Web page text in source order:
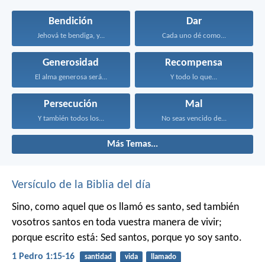
Bendición
Jehová te bendiga, y...
Dar
Cada uno dé como...
Generosidad
El alma generosa será...
Recompensa
Y todo lo que...
Persecución
Y también todos los...
Mal
No seas vencido de...
Más Temas...
Versículo de la Biblia del día
Sino, como aquel que os llamó es santo, sed también
vosotros santos en toda vuestra manera de vivir;
porque escrito está: Sed santos, porque yo soy santo.
1 Pedro 1:15-16 santidad vida llamado